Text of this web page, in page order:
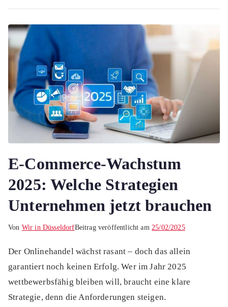
E-Commerce-Wachstum
2025: Welche Strategien
Unternehmen jetzt brauchen
Von Wir in DüsseldorfBeitrag veröffentlicht am 25/02/2025
Der Onlinehandel wächst rasant – doch das allein
garantiert noch keinen Erfolg. Wer im Jahr 2025
wettbewerbsfähig bleiben will, braucht eine klare
Strategie, denn die Anforderungen steigen.